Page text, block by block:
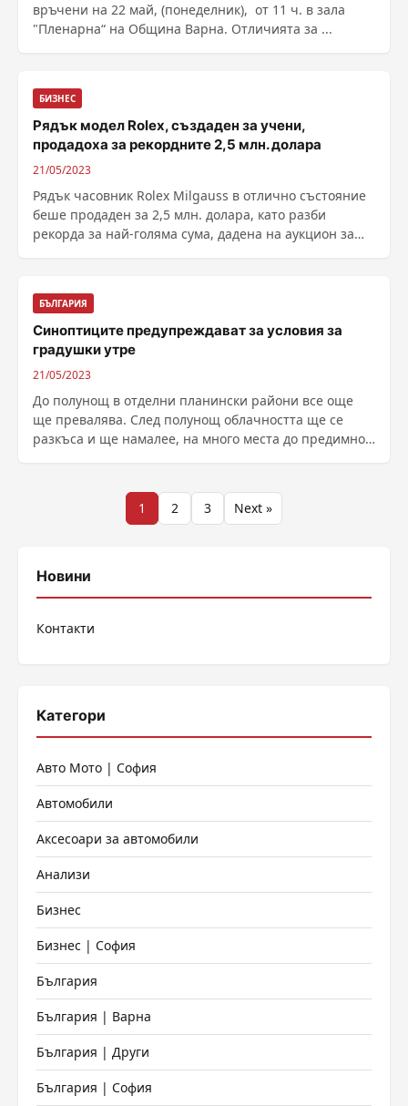
връчени на 22 май, (понеделник), от 11 ч. в зала
"Пленарна“ на Община Варна. Отличията за ...
БИЗНЕС
Рядък модел Rolex, създаден за учени,
продадоха за рекордните 2,5 млн. долара
21/05/2023
Рядък часовник Rolex Milgauss в отлично състояние
беше продаден за 2,5 млн. долара, като разби
рекорда за най-голяма сума, дадена на аукцион за
БЪЛГАРИЯ
Синоптиците предупреждават за условия за
градушки утре
21/05/2023
До полунощ в отделни планински райони все още
ще превалява. След полунощ облачността ще се
разкъса и ще намалее, на много места до предимно
публикациите
1 2 3 Next »
Новини
Контакти
Категори
Авто Мото | София
Автомобили
Аксесоари за автомобили
Анализи
Бизнес
Бизнес | София
България
България | Варна
България | Други
България | София